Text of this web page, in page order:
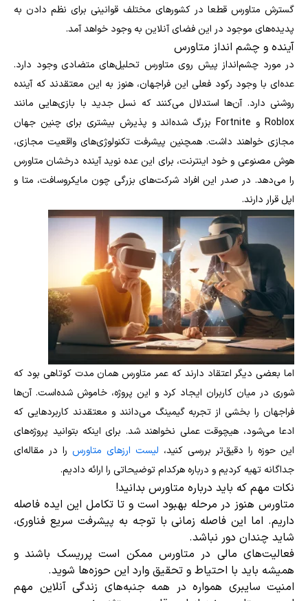
گسترش متاورس قطعا در کشورهای مختلف قوانینی برای نظم دادن به
پدیده‌های موجود در این فضای آنلاین به وجود خواهد آمد.
آینده و چشم انداز متاورس
در مورد چشم‌انداز پیش‌ روی متاورس تحلیل‌های متضادی وجود دارد.
عده‌ای با وجود رکود فعلی این فراجهان، هنوز به این معتقدند که آینده
روشنی دارد. آن‌ها استدلال می‌کنند که نسل جدید با بازی‌هایی مانند
Roblox و Fortnite بزرگ شده‌اند و پذیرش بیشتری برای چنین جهان
مجازی‌ خواهند داشت. همچنین پیشرفت تکنولوژی‌های واقعیت مجازی،
هوش مصنوعی و خود اینترنت، برای این عده نوید آینده درخشان متاورس
را می‎‌دهد. در صدر این افراد شرکت‌های بزرگی چون مایکروسافت، متا و
اپل قرار دارند.
اما بعضی دیگر اعتقاد دارند که عمر متاورس همان مدت کوتاهی بود که
شوری در میان کاربران ایجاد کرد و این پروژه، خاموش شده‌است. آن‌ها
فراجهان را بخشی از تجربه گیمینگ می‌دانند و معتقدند کاربردهایی که
ادعا می‌شود، هیچوقت عملی نخواهند شد. برای اینکه بتوانید پروژه‌های
این حوزه را دقیق‌تر بررسی کنید، لیست ارزهای متاورس را در مقاله‌ای
جداگانه تهیه کردیم و درباره هرکدام توضیحاتی را ارائه دادیم.
نکات مهم که باید درباره متاورس بدانید!
متاورس هنوز در مرحله بهبود است و تا تکامل این ایده فاصله
داریم. اما این فاصله زمانی با توجه به پیشرفت سریع فناوری،
شاید چندان دور نباشد.
فعالیت‌های مالی در متاورس ممکن است پرریسک باشند و
همیشه باید با احتیاط و تحقیق وارد این حوزه‌ها شوید.
امنیت سایبری همواره در همه جنبه‌های زندگی آنلاین مهم